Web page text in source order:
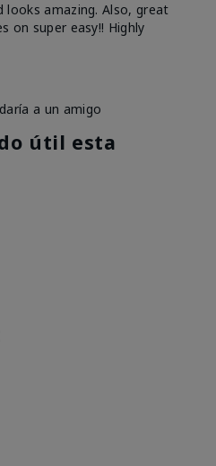
looks amazing. Also, great
on super easy!! Highly
a un amigo
útil esta